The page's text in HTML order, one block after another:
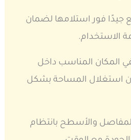
جيدًا فور استلامها لضمان
الاستخدام.
في المكان المناسب داخل
استغلال المساحة بشكل
والأسطح بانتظام